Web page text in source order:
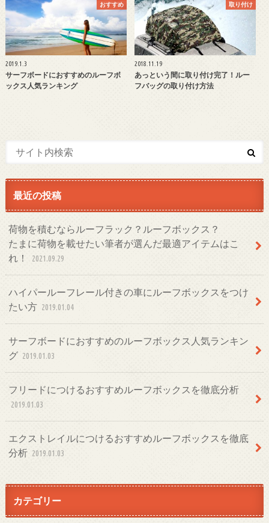
おすすめ
2019.1.3
サーフボードにおすすめのルーフボ
ックス人気ランキング
取り付け
2018.11.19
あっという間に取り付け完了！ルー
フバッグの取り付け方法
最近の投稿
荷物を積むならルーフラック？ルーフボックス？
たまに荷物を載せたい筆者が選んだ最適アイテムはこ
れ！
2021.09.29
ハイパールーフレール付きの車にルーフボックスをつけ
たい方 2019.01.04
サーフボードにおすすめのルーフボックス人気ランキン
グ 2019.01.03
フリードにつけるおすすめルーフボックスを徹底分析
2019.01.03
エクストレイルにつけるおすすめルーフボックスを徹底
分析 2019.01.03
カテゴリー